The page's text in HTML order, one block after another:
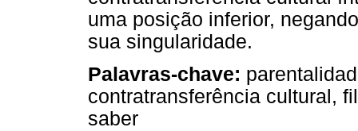
uma posição inferior,
sua singularidade.
Palavras-chave:
contratransferência cultural,
saber